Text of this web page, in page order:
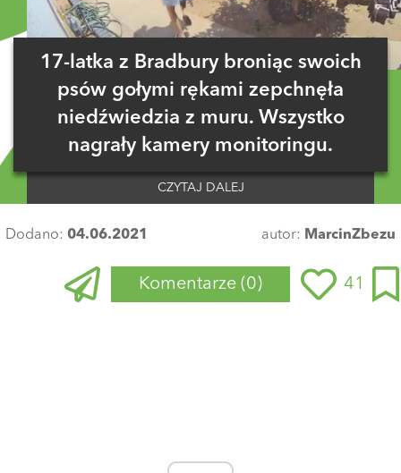
17-latka z Bradbury broniąc swoich
psów gołymi rękami zepchnęła
niedźwiedzia z muru. Wszystko
nagrały kamery monitoringu.
CZYTAJ DALEJ
Dodano: 04.06.2021 autor: MarcinZbezu
Komentarze (0) 41